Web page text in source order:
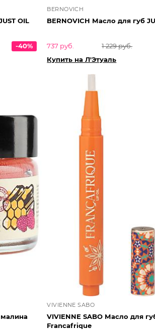
OIL
-40%
BERNOVICH
BERNOVICH Масло для губ
737 руб. 1 229 руб.
Купить на Л'Этуаль
VIVIENNE SABO
VIVIENNE SABO Масло для
Francafrique